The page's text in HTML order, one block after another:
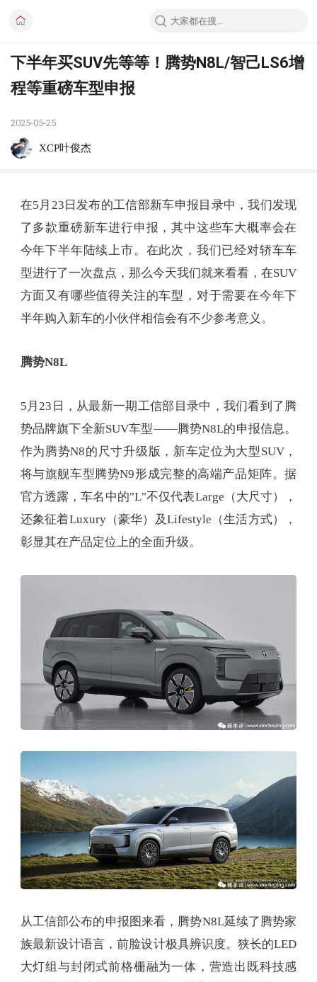
下半年买SUV先等等！腾势N8L/智己LS6增
程等重磅车型申报
2025-05-25
XCP叶俊杰
在5月23日发布的工信部新车申报目录中，我们发现
了多款重磅新车进行申报，其中这些车大概率会在
今年下半年陆续上市。在此次，我们已经对轿车车
型进行了一次盘点，那么今天我们就来看看，在SUV
方面又有哪些值得关注的车型，对于需要在今年下
半年购入新车的小伙伴相信会有不少参考意义。
腾势N8L
5月23日，从最新一期工信部目录中，我们看到了腾
势品牌旗下全新SUV车型——腾势N8L的申报信息。
作为腾势N8的尺寸升级版，新车定位为大型SUV，
将与旗舰车型腾势N9形成完整的高端产品矩阵。据
官方透露，车名中的"L"不仅代表Large（大尺寸），
还象征着Luxury（豪华）及Lifestyle（生活方式），
彰显其在产品定位上的全面升级。
从工信部公布的申报图来看，腾势N8L延续了腾势家
族最新设计语言，前脸设计极具辨识度。狭长的LED
大灯组与封闭式前格栅融为一体，营造出既科技感